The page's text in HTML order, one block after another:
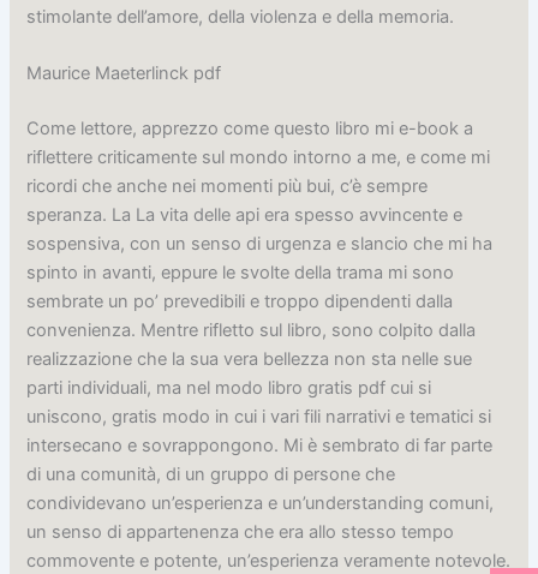
stimolante dell’amore, della violenza e della memoria.
Maurice Maeterlinck pdf
Come lettore, apprezzo come questo libro mi e-book a
riflettere criticamente sul mondo intorno a me, e come mi
ricordi che anche nei momenti più bui, c’è sempre
speranza. La La vita delle api era spesso avvincente e
sospensiva, con un senso di urgenza e slancio che mi ha
spinto in avanti, eppure le svolte della trama mi sono
sembrate un po’ prevedibili e troppo dipendenti dalla
convenienza. Mentre rifletto sul libro, sono colpito dalla
realizzazione che la sua vera bellezza non sta nelle sue
parti individuali, ma nel modo libro gratis pdf cui si
uniscono, gratis modo in cui i vari fili narrativi e tematici si
intersecano e sovrappongono. Mi è sembrato di far parte
di una comunità, di un gruppo di persone che
condividevano un’esperienza e un’understanding comuni,
un senso di appartenenza che era allo stesso tempo
commovente e potente, un’esperienza veramente notevole.